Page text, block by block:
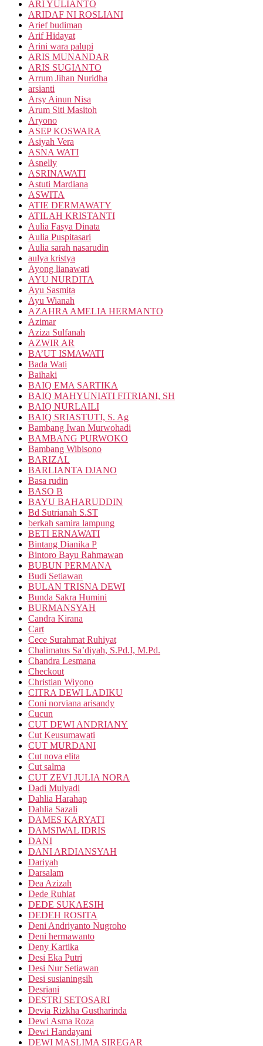
ARI YULIANTO
ARIDAF NI ROSLIANI
Arief budiman
Arif Hidayat
Arini wara palupi
ARIS MUNANDAR
ARIS SUGIANTO
Arrum Jihan Nuridha
arsianti
Arsy Ainun Nisa
Arum Siti Masitoh
Aryono
ASEP KOSWARA
Asiyah Vera
ASNA WATI
Asnelly
ASRINAWATI
Astuti Mardiana
ASWITA
ATIE DERMAWATY
ATILAH KRISTANTI
Aulia Fasya Dinata
Aulia Puspitasari
Aulia sarah nasarudin
aulya kristya
Ayong lianawati
AYU NURDITA
Ayu Sasmita
Ayu Wianah
AZAHRA AMELIA HERMANTO
Azimar
Aziza Sulfanah
AZWIR AR
BA’UT ISMAWATI
Bada Wati
Baihaki
BAIQ EMA SARTIKA
BAIQ MAHYUNIATI FITRIANI, SH
BAIQ NURLAILI
BAIQ SRIASTUTI, S. Ag
Bambang Iwan Murwohadi
BAMBANG PURWOKO
Bambang Wibisono
BARIZAL
BARLIANTA DJANO
Basa rudin
BASO B
BAYU BAHARUDDIN
Bd Sutrianah S.ST
berkah samira lampung
BETI ERNAWATI
Bintang Dianika P
Bintoro Bayu Rahmawan
BUBUN PERMANA
Budi Setiawan
BULAN TRISNA DEWI
Bunda Sakra Humini
BURMANSYAH
Candra Kirana
Cart
Cece Surahmat Ruhiyat
Chalimatus Sa’diyah, S.Pd.I, M.Pd.
Chandra Lesmana
Checkout
Christian Wiyono
CITRA DEWI LADIKU
Coni norviana arisandy
Cucun
CUT DEWI ANDRIANY
Cut Keusumawati
CUT MURDANI
Cut nova elita
Cut salma
CUT ZEVI JULIA NORA
Dadi Mulyadi
Dahlia Harahap
Dahlia Sazali
DAMES KARYATI
DAMSIWAL IDRIS
DANI
DANI ARDIANSYAH
Dariyah
Darsalam
Dea Azizah
Dede Ruhiat
DEDE SUKAESIH
DEDEH ROSITA
Deni Andriyanto Nugroho
Deni hermawanto
Deny Kartika
Desi Eka Putri
Desi Nur Setiawan
Desi susianingsih
Desriani
DESTRI SETOSARI
Devia Rizkha Gustharinda
Dewi Asma Roza
Dewi Handayani
DEWI MASLIMA SIREGAR